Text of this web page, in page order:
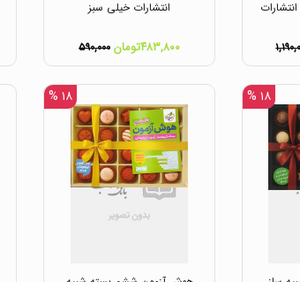
انتشارات خیلی سبز
۴۸۳,۸۰۰تومان ۵۹۰,۰۰۰
۱۸ % ۱۸ %